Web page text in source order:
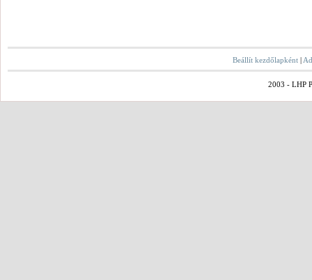
Beállít kezdőlapként |
2003 - LHP